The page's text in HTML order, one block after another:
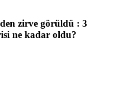
zirve görüldü : 3
ne kadar oldu?